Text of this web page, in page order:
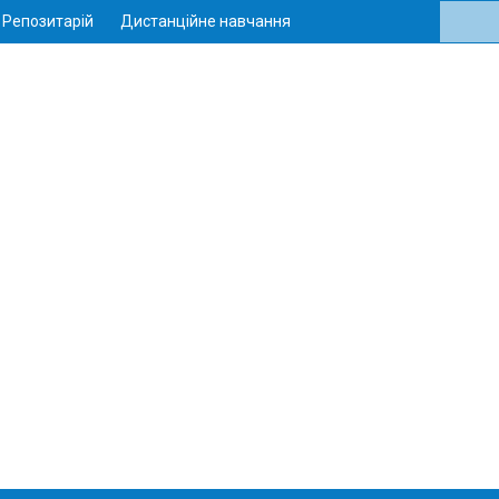
Репозитарій Дистанційне навчання